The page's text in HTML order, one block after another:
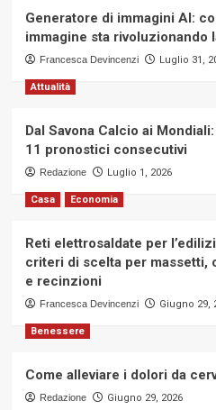
Generatore di immagini AI:
immagine sta rivoluzionando
Francesca Devincenzi Luglio 31,
Attualità
Dal Savona Calcio ai
11 pronostici consecutivi
Redazione Luglio 1, 2026
Casa Economia
Reti elettrosaldate per
criteri di scelta per massetti,
e recinzioni
Francesca Devincenzi Giugno 29,
Benessere
Come alleviare i dolori da
Redazione Giugno 29, 2026